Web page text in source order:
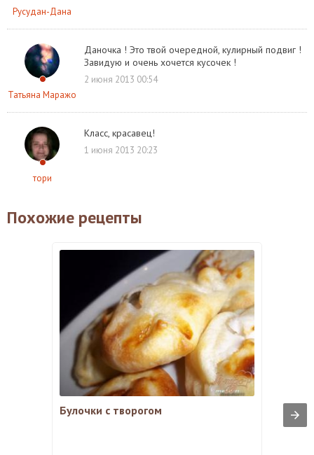
Русудан-Дана
Татьяна Маражо
Даночка ! Это твой очередной, кулирный подвиг !
Завидую и очень хочется кусочек !
2 июня 2013 00:54
тори
Класс, красавец!
1 июня 2013 20:23
Похожие рецепты
Булочки с творогом